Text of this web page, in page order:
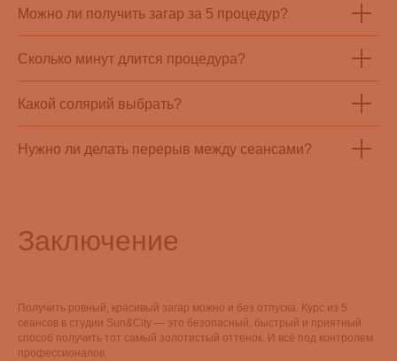
Можно ли получить загар за 5 процедур?
Сколько минут длится процедура?
Какой солярий выбрать?
Нужно ли делать перерыв между сеансами?
Заключение
Получить ровный, красивый загар можно и без отпуска. Курс из 5
сеансов в студии Sun&City — это безопасный, быстрый и приятный
способ получить тот самый золотистый оттенок. И всё под контролем
профессионалов.